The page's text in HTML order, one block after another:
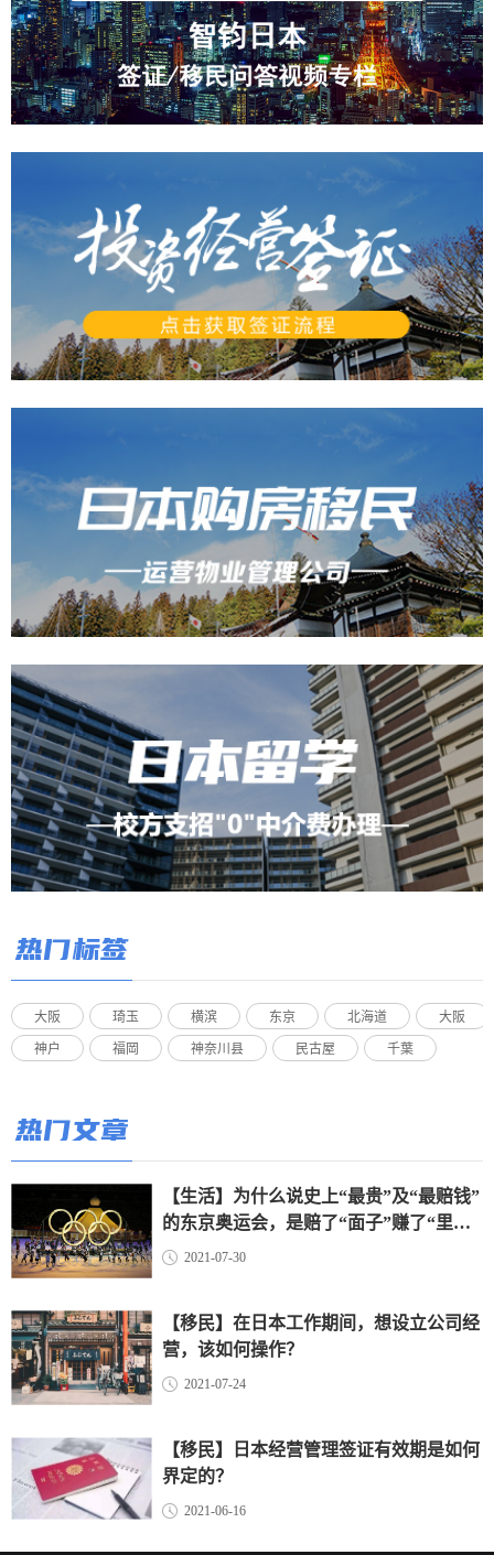
热门标签
大阪 琦玉 横滨 东京 北海道 大阪
神户 福岡 神奈川县 民古屋 千葉
热门文章
【生活】为什么说史上“最贵”及“最赔钱”
的东京奥运会，是赔了“面子”赚了“里
子”？（上）
2021-07-30
【移民】在日本工作期间，想设立公司经
营，该如何操作？
2021-07-24
【移民】日本经营管理签证有效期是如何
界定的？
2021-06-16